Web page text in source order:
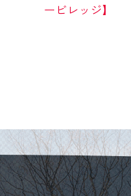
ービレッジ】